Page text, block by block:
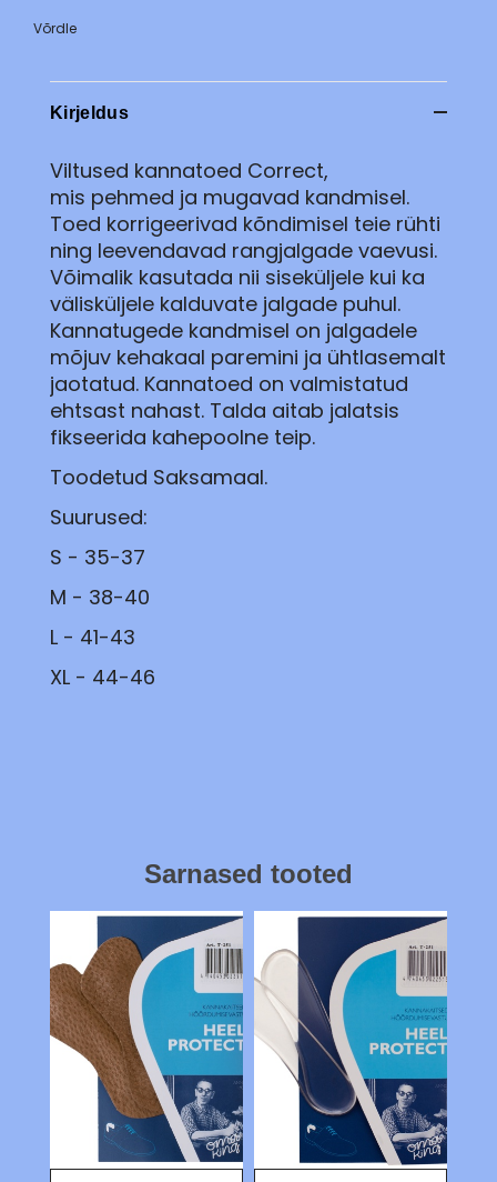
Võrdle
Kirjeldus
Viltused kannatoed Correct,
mis pehmed ja mugavad kandmisel.
Toed korrigeerivad kõndimisel teie rühti
ning leevendavad rangjalgade vaevusi.
Võimalik kasutada nii siseküljele kui ka
välisküljele kalduvate jalgade puhul.
Kannatugede kandmisel on jalgadele
mõjuv kehakaal paremini ja ühtlasemalt
jaotatud. Kannatoed on valmistatud
ehtsast nahast. Talda aitab jalatsis
fikseerida kahepoolne teip.
Toodetud Saksamaal.
Suurused:
S - 35-37
M - 38-40
L - 41-43
XL - 44-46
Sarnased tooted